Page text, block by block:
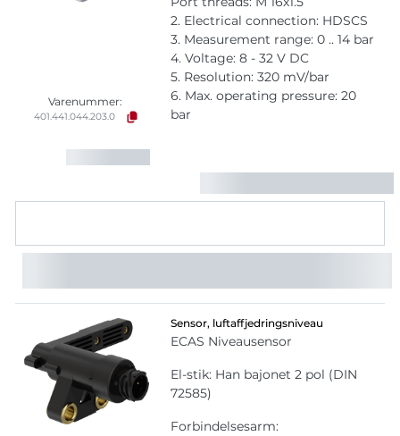
Varenummer:
401.441.044.203.0
2. Electrical connection: HDSCS
3. Measurement range: 0 .. 14 bar
4. Voltage: 8 - 32 V DC
5. Resolution: 320 mV/bar
6. Max. operating pressure: 20
bar
Sensor, luftaffjedringsniveau
ECAS Niveausensor
El-stik: Han bajonet 2 pol (DIN
72585)
Forbindelsesarm: